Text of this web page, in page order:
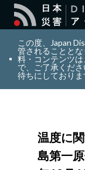
この度、Japan
管されることと
料・コンテンツ
で、ご了承くだ
待ちにしておりま
温度に
島第一